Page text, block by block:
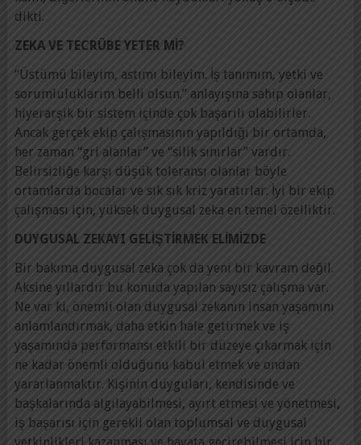
dikti.
ZEKA VE TECRÜBE YETER Mİ?
“Üstümü bileyim, astımı bileyim. İş tanımım, yetki ve
sorumluluklarım belli olsun.” anlayışına sahip olanlar,
hiyerarşik bir sistem içinde çok başarılı olabilirler.
Ancak gerçek ekip çalışmasının yapıldığı bir ortamda,
her zaman “gri alanlar” ve “silik sınırlar” vardır.
Belirsizliğe karşı düşük toleransı olanlar böyle
ortamlarda bocalar ve sık sık kriz yaratırlar. İyi bir ekip
çalışması için, yüksek duygusal zeka en temel özelliktir.
DUYGUSAL ZEKAYI GELİŞTİRMEK ELİMİZDE
Bir bakıma duygusal zeka çok da yeni bir kavram değil.
Aksine yıllardır bu konuda yapılan sayısız çalışma var.
Ne var ki, önemli olan duygusal zekanın insan yaşamını
anlamlandırmak, daha etkin hale getirmek ve iş
yaşamında performansı etkili bir düzeye çıkarmak için
ne kadar önemli olduğunu kabul etmek ve ondan
yararlanmaktır. Kişinin duyguları, kendisinde ve
başkalarında algılayabilmesi, ayırt etmesi ve yönetmesi,
iş başarısı için gerekli olan toplumsal ve duygusal
yetkinlikleri kazanması ve hayata geçirebilmesi için bir